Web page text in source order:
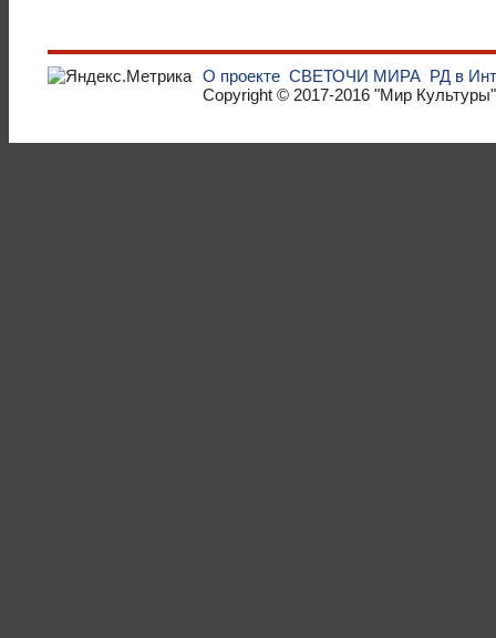
О проекте СВЕТОЧИ МИРА РД в
Copyright © 2017-2016 "Мир Культуры"